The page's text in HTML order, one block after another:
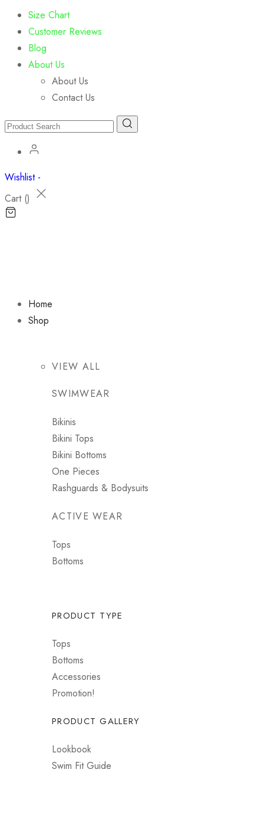
Size Chart
Customer Reviews
Blog
About Us
About Us
Contact Us
Wishlist -
Cart ()
Home
Shop
VIEW ALL
SWIMWEAR
Bikinis
Bikini Tops
Bikini Bottoms
One Pieces
Rashguards & Bodysuits
ACTIVE WEAR
Tops
Bottoms
PRODUCT TYPE
Tops
Bottoms
Accessories
Promotion!
PRODUCT GALLERY
Lookbook
Swim Fit Guide